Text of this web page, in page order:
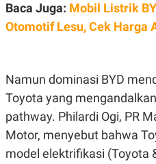
Baca Juga: Mobil Listrik
Otomotif Lesu, Cek Harga
Namun dominasi BYD
Toyota yang
pathway. Philardi Ogi, PR
Motor, menyebut bahwa
model elektrifikasi (Toyota